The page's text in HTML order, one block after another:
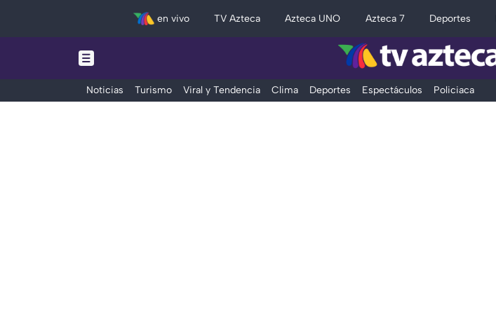
en vivo TV Azteca Azteca UNO Azteca 7 Deportes
Noticias Turismo Viral y Tendencia Clima Deportes Espectáculos Policiaca